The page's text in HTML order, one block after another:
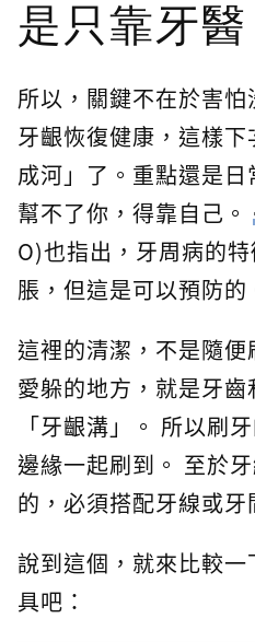
是只靠牙醫
所以，關鍵不在於害
牙齦恢復健康，這樣
成河」了。重點還是
幫不了你，得靠自己。
O)也指出，牙周病的
脹，但這是可以預防的
這裡的清潔，不是隨
愛躲的地方，就是牙
「牙齦溝」。 所以刷
邊緣一起刷到。 至於
的，必須搭配牙線或牙
說到這個，就來比較
具吧：